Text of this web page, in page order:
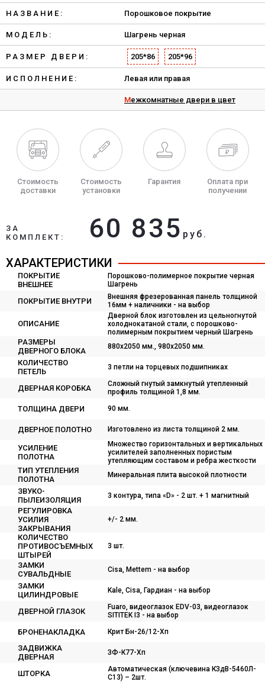
НАЗВАНИЕ: Порошковое покрытие
МОДЕЛЬ: Шагрень черная
РАЗМЕР ДВЕРИ: 205*86 205*96
ИСПОЛНЕНИЕ: Левая или правая
Межкомнатные двери в цвет
Стоимость
доставки
Стоимость
установки
Гарантия
Оплата при
получении
ЗА
КОМПЛЕКТ:
60 835 руб.
ХАРАКТЕРИСТИКИ
ПОКРЫТИЕ
ВНЕШНЕЕ
Порошково-полимерное покрытие черная
Шагрень
ПОКРЫТИЕ ВНУТРИ
Внешняя фрезерованная панель толщиной
16мм + наличники - на выбор
ОПИСАНИЕ
Дверной блок изготовлен из цельногнутой
холоднокатаной стали, с порошково-
полимерным покрытием черный Шагрень
РАЗМЕРЫ
ДВЕРНОГО БЛОКА
880x2050 мм., 980х2050 мм.
КОЛИЧЕСТВО
ПЕТЕЛЬ
3 петли на торцевых подшипниках
ДВЕРНАЯ КОРОБКА
Сложный гнутый замкнутый утепленный
профиль толщиной 1,8 мм.
ТОЛЩИНА ДВЕРИ 90 мм.
ДВЕРНОЕ ПОЛОТНО Изготовлено из листа толщиной 2 мм.
УСИЛЕНИЕ
ПОЛОТНА
Множество горизонтальных и вертикальных
усилителей заполненных пористым
утепляющим составом и ребра жесткости
ТИП УТЕПЛЕНИЯ
ПОЛОТНА
Минеральная плита высокой плотности
ЗВУКО-
ПЫЛЕИЗОЛЯЦИЯ
3 контура, типа «D» - 2 шт. + 1 магнитный
РЕГУЛИРОВКА
УСИЛИЯ
ЗАКРЫВАНИЯ
+/- 2 мм.
КОЛИЧЕСТВО
ПРОТИВОСЪЕМНЫХ
ШТЫРЕЙ
3 шт.
ЗАМКИ
СУВАЛЬДНЫЕ
Cisa, Mettem - на выбор
ЗАМКИ
ЦИЛИНДРОВЫЕ
Kale, Cisa, Гардиан - на выбор
ДВЕРНОЙ ГЛАЗОК
Fuaro, видеоглазок EDV-03, видеоглазок
SITITEK I3 - на выбор
БРОНЕНАКЛАДКА Крит Бн-26/12-Хп
ЗАДВИЖКА
ДВЕРНАЯ
ЗФ-К77-Хп
ШТОРКА
Автоматическая (ключевина КЗдВ-5460Л-
С13) – 2шт.